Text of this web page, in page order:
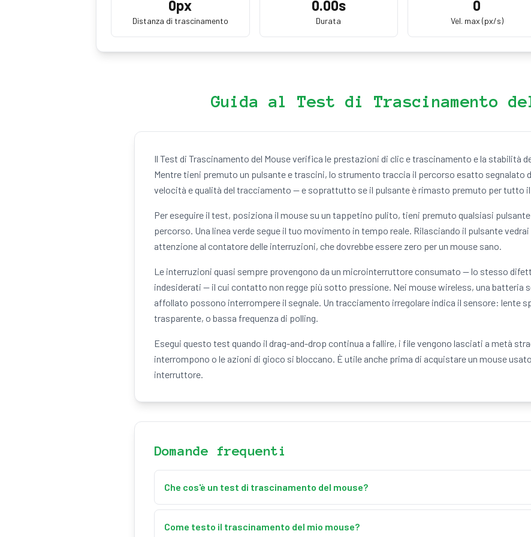
0px
Distanza di trascinamento
0.00s
Durata
0
Vel. max (px/s)
Guida al Test di Trascinamento
Il Test di Trascinamento del Mouse verifica le prestazioni di clic e trascinamento e la stabilità
Mentre tieni premuto un pulsante e trascini, lo strumento traccia il percorso esatto segnalato
velocità e qualità del tracciamento — e soprattutto se il pulsante è rimasto premuto per tutto
Per eseguire il test, posiziona il mouse su un tappetino pulito, tieni premuto qualsiasi pulsante
percorso. Una linea verde segue il tuo movimento in tempo reale. Rilasciando il pulsante
attenzione al contatore delle interruzioni, che dovrebbe essere zero per un mouse sano.
Le interruzioni quasi sempre provengono da un microinterruttore consumato — lo stesso
indesiderati — il cui contatto non regge più sotto pressione. Nei mouse wireless, una batteria
affollato possono interrompere il segnale. Un tracciamento irregolare indica il sensore: lente
trasparente, o bassa frequenza di polling.
Esegui questo test quando il drag-and-drop continua a fallire, i file vengono lasciati a metà
interrompono o le azioni di gioco si bloccano. È utile anche prima di acquistare un mouse
interruttore.
Domande frequenti
Che cos'è un test di trascinamento del mouse?
È uno strumento gratuito online che verifica come il tuo mouse esegue un clic e
pulsante e trascini sull'area di test; lo strumento traccia il percorso del sensore e misura
Come testo il trascinamento del mio mouse?